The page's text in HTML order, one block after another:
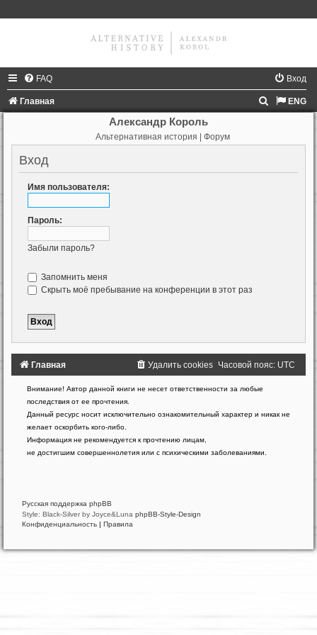
FAQ Вход
Главная ENG
к
Александр Король
Альтернативная история | Форум
Вход
Имя пользователя:
Пароль:
Забыли пароль?
Запомнить меня
Скрыть моё пребывание на конференции в этот раз
Главная Часовой пояс: UTC
Удалить cookies
Внимание! Автор данной книги не несет ответственности за любые
последствия от ее прочтения.
Данный ресурс носит исключительно ознакомительный характер и никак не
желает оскорбить кого-либо.
Информация не рекомендуется к прочтению лицам,
не достигшим совершеннолетия или с психическими заболеваниями.
Создано
на
основе
phpBB®
Forum
Software
Русская поддержка phpBB
Style: Black-Silver by Joyce&Luna phpBB-Style-Design
Конфиденциальность | Правила